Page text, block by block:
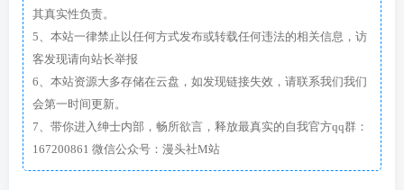
其真实性负责。
5、本站一律禁止以任何方式发布或转载任何违法的相关信息，访
客发现请向站长举报
6、本站资源大多存储在云盘，如发现链接失效，请联系我们我们
会第一时间更新。
7、带你进入绅士内部，畅所欲言，释放最真实的自我官方qq群：
167200861 微信公众号：漫头社M站